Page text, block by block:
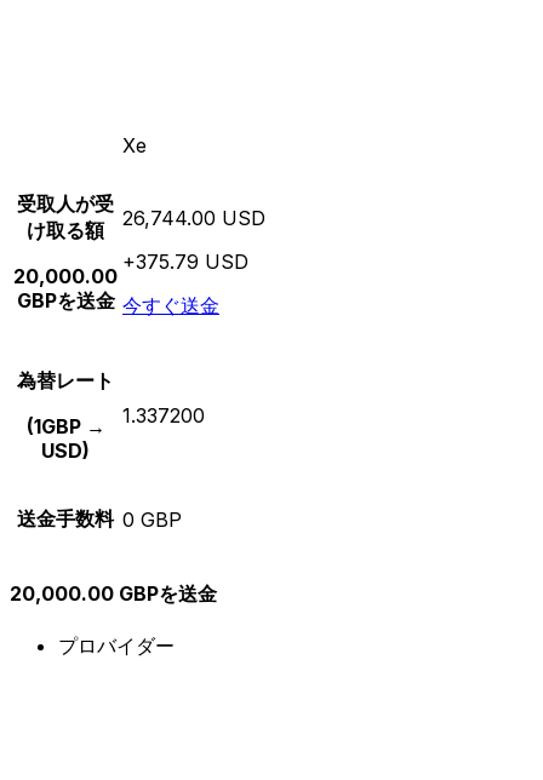
Xe
受取人が受
け取る額
20,000.00
GBPを送金
26,744.00 USD
+375.79 USD
今すぐ送金
為替レート
(1GBP →
USD)
1.337200
送金手数料 0 GBP
20,000.00 GBPを送金
プロバイダー